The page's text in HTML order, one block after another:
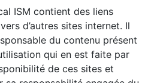
ISM contient des liens
d’autres sites internet. Il
du contenu présent
qui en est faite par
de ces sites et